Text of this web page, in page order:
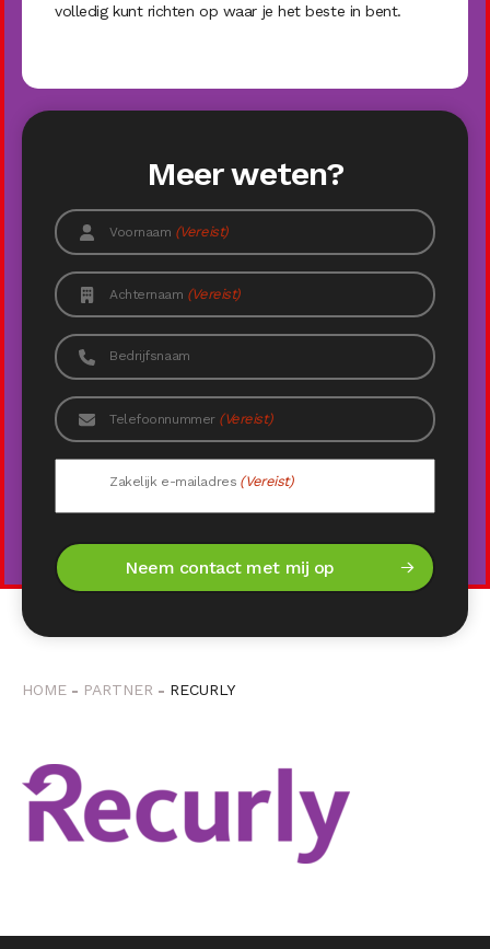
volledig kunt richten op waar je het beste in bent.
Meer weten?
Voornaam (Vereist)
Achternaam (Vereist)
Bedrijfsnaam
Telefoonnummer (Vereist)
Zakelijk e-mailadres (Vereist)
HOME PARTNER RECURLY